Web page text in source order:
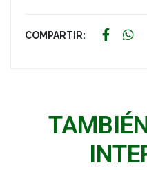
COMPARTIR: